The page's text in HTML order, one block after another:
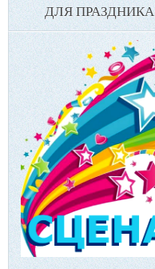
ДЛЯ ПРАЗДНИКА